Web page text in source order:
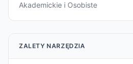
Akademickie i Osobiste
ZALETY NARZĘDZIA